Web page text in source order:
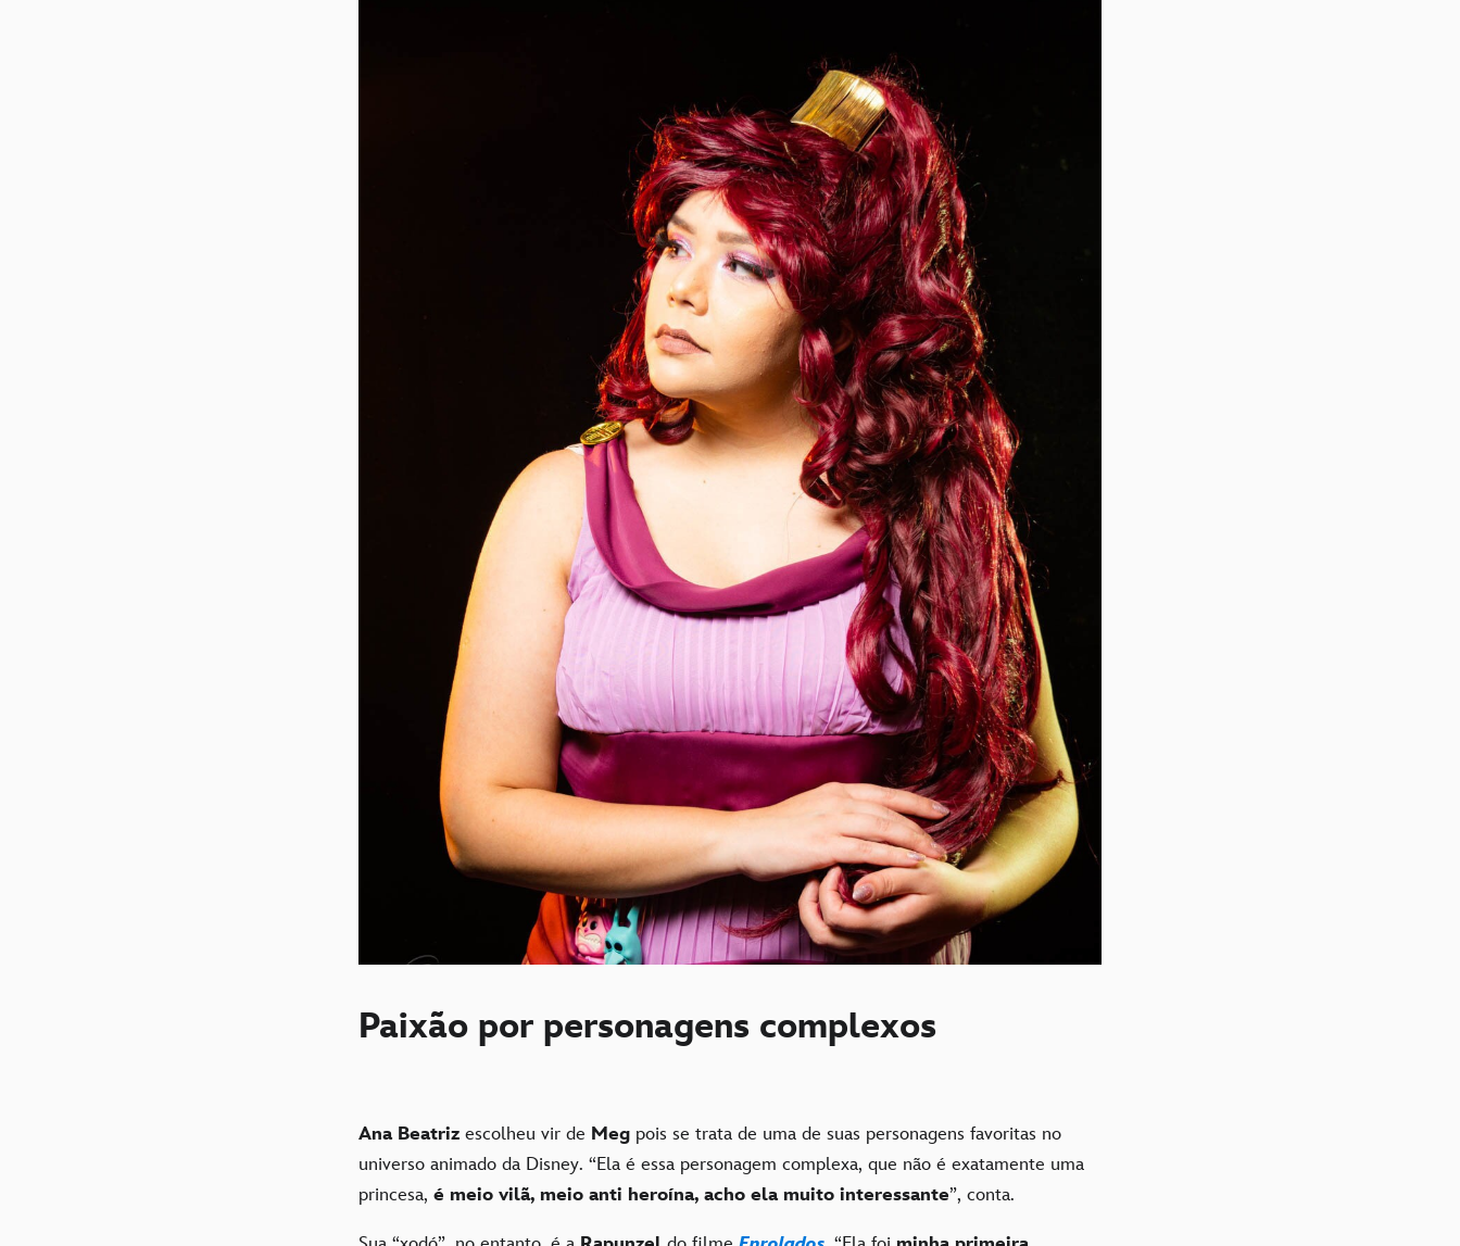
Paixão por personagens complexos
Ana Beatriz escolheu vir de Meg pois se trata de uma de suas personagens favoritas no
universo animado da Disney. “Ela é essa personagem complexa, que não é exatamente uma
princesa, é meio vilã, meio anti heroína, acho ela muito interessante”, conta.